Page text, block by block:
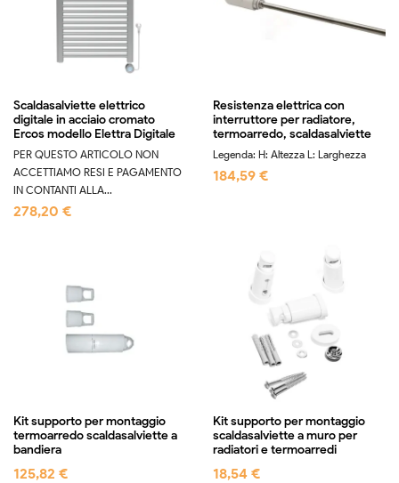
Scaldasalviette elettrico
digitale in acciaio cromato
Ercos modello Elettra Digitale
PER QUESTO ARTICOLO NON
ACCETTIAMO RESI E PAGAMENTO
IN CONTANTI ALLA...
278,20 €
Resistenza elettrica con
interruttore per radiatore,
termoarredo, scaldasalviette
Legenda: H: Altezza L: Larghezza
184,59 €
Kit supporto per montaggio
termoarredo scaldasalviette a
bandiera
125,82 €
Kit supporto per montaggio
scaldasalviette a muro per
radiatori e termoarredi
18,54 €